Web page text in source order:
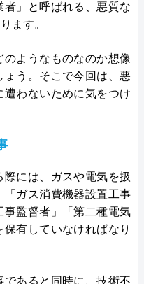
」と呼ばれる、悪質な
ます。
ようなものなのか想像
う。そこで今回は、悪
わないために気をつけ
には、ガスや電気を扱
「ガス消費機器設置工事
事監督者」「第二種電気
有していなければなり
あると同時に、技術不